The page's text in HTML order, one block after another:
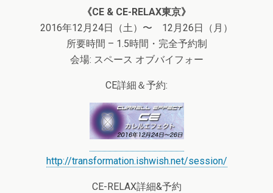
《CE & CE-RELAX東京》
2016年12月24日（土）〜 12月26日（月）
所要時間 – 1.5時間・完全予約制
会場: スペース オブバイフォー
CE詳細＆予約:
http://transformation.ishwish.net/session/
CE-RELAX詳細&予約